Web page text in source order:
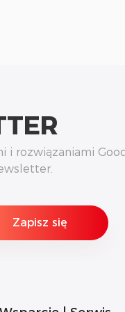
i rozwiązaniami